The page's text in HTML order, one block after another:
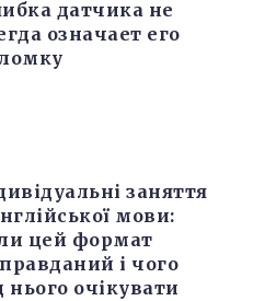
датчика не
означает его
заняття
мови:
цей формат
і чого
нього очікувати